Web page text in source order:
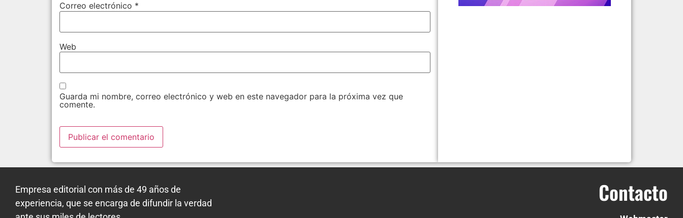
Correo electrónico *
Web
Guarda mi nombre, correo electrónico y web en este navegador para la próxima vez que
comente.
Empresa editorial con más de 49 años de
experiencia, que se encarga de difundir la verdad
Contacto